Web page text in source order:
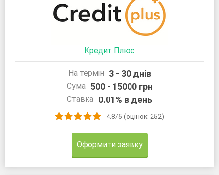
Кредит Плюс
На термін 3 - 30 днів
Сума 500 - 15000 грн
Ставка 0.01% в день
4.8/5 (оцінок: 252)
Оформити заявку